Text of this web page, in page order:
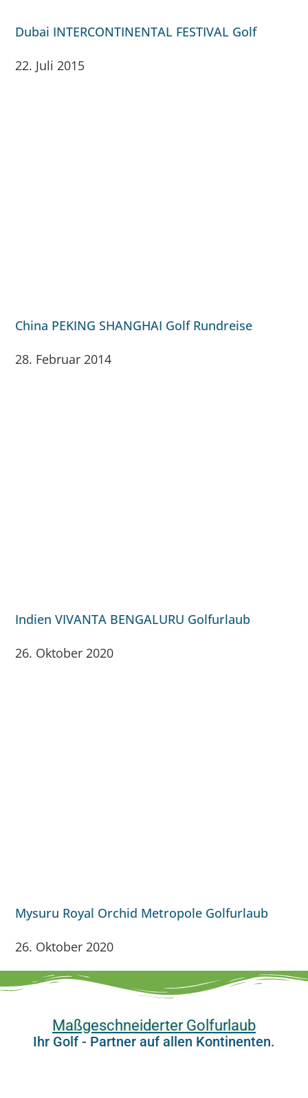
Dubai INTERCONTINENTAL FESTIVAL Golf
22. Juli 2015
China PEKING SHANGHAI Golf Rundreise
28. Februar 2014
Indien VIVANTA BENGALURU Golfurlaub
26. Oktober 2020
Mysuru Royal Orchid Metropole Golfurlaub
26. Oktober 2020
Maßgeschneiderter Golfurlaub
Ihr Golf - Partner auf allen Kontinenten.